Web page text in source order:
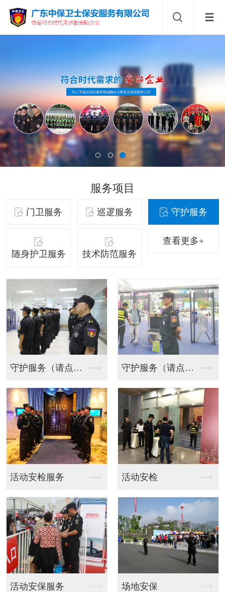
服务项目
门卫服务 巡逻服务 守护服务
随身护卫服务 技术防范服务
查看更多+
守护服务（请点击）
活动安检
场地安保
随身护卫服务（请点击...
随身护卫服务
随身护卫